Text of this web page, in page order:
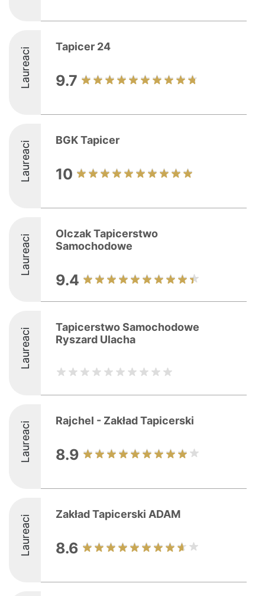
Laureaci Tapicer 24
9.7
Laureaci BGK Tapicer
10
Laureaci
Olczak Tapicerstwo
Samochodowe
9.4
Laureaci
Tapicerstwo Samochodowe
Ryszard Ulacha
Laureaci Rajchel - Zakład Tapicerski
8.9
Laureaci Zakład Tapicerski ADAM
8.6